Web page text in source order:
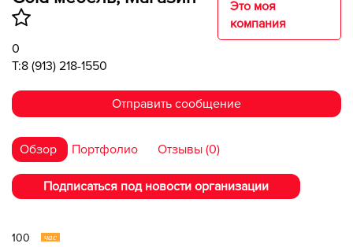
Это моя
компания
0
T:8 (913) 218-1550
Отправить сообщение
Обзор Портфолио Отзывы (0)
Подписаться под новости организации
100 час